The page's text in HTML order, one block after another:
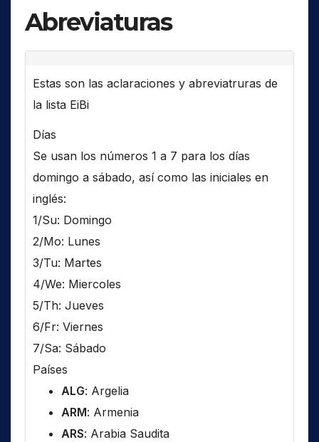
Abreviaturas
Estas son las aclaraciones y abreviatruras de
la lista EiBi
Días
Se usan los números 1 a 7 para los días
domingo a sábado, así como las iniciales en
inglés:
1/Su: Domingo
2/Mo: Lunes
3/Tu: Martes
4/We: Miercoles
5/Th: Jueves
6/Fr: Viernes
7/Sa: Sábado
Países
ALG: Argelia
ARM: Armenia
ARS: Arabia Saudita